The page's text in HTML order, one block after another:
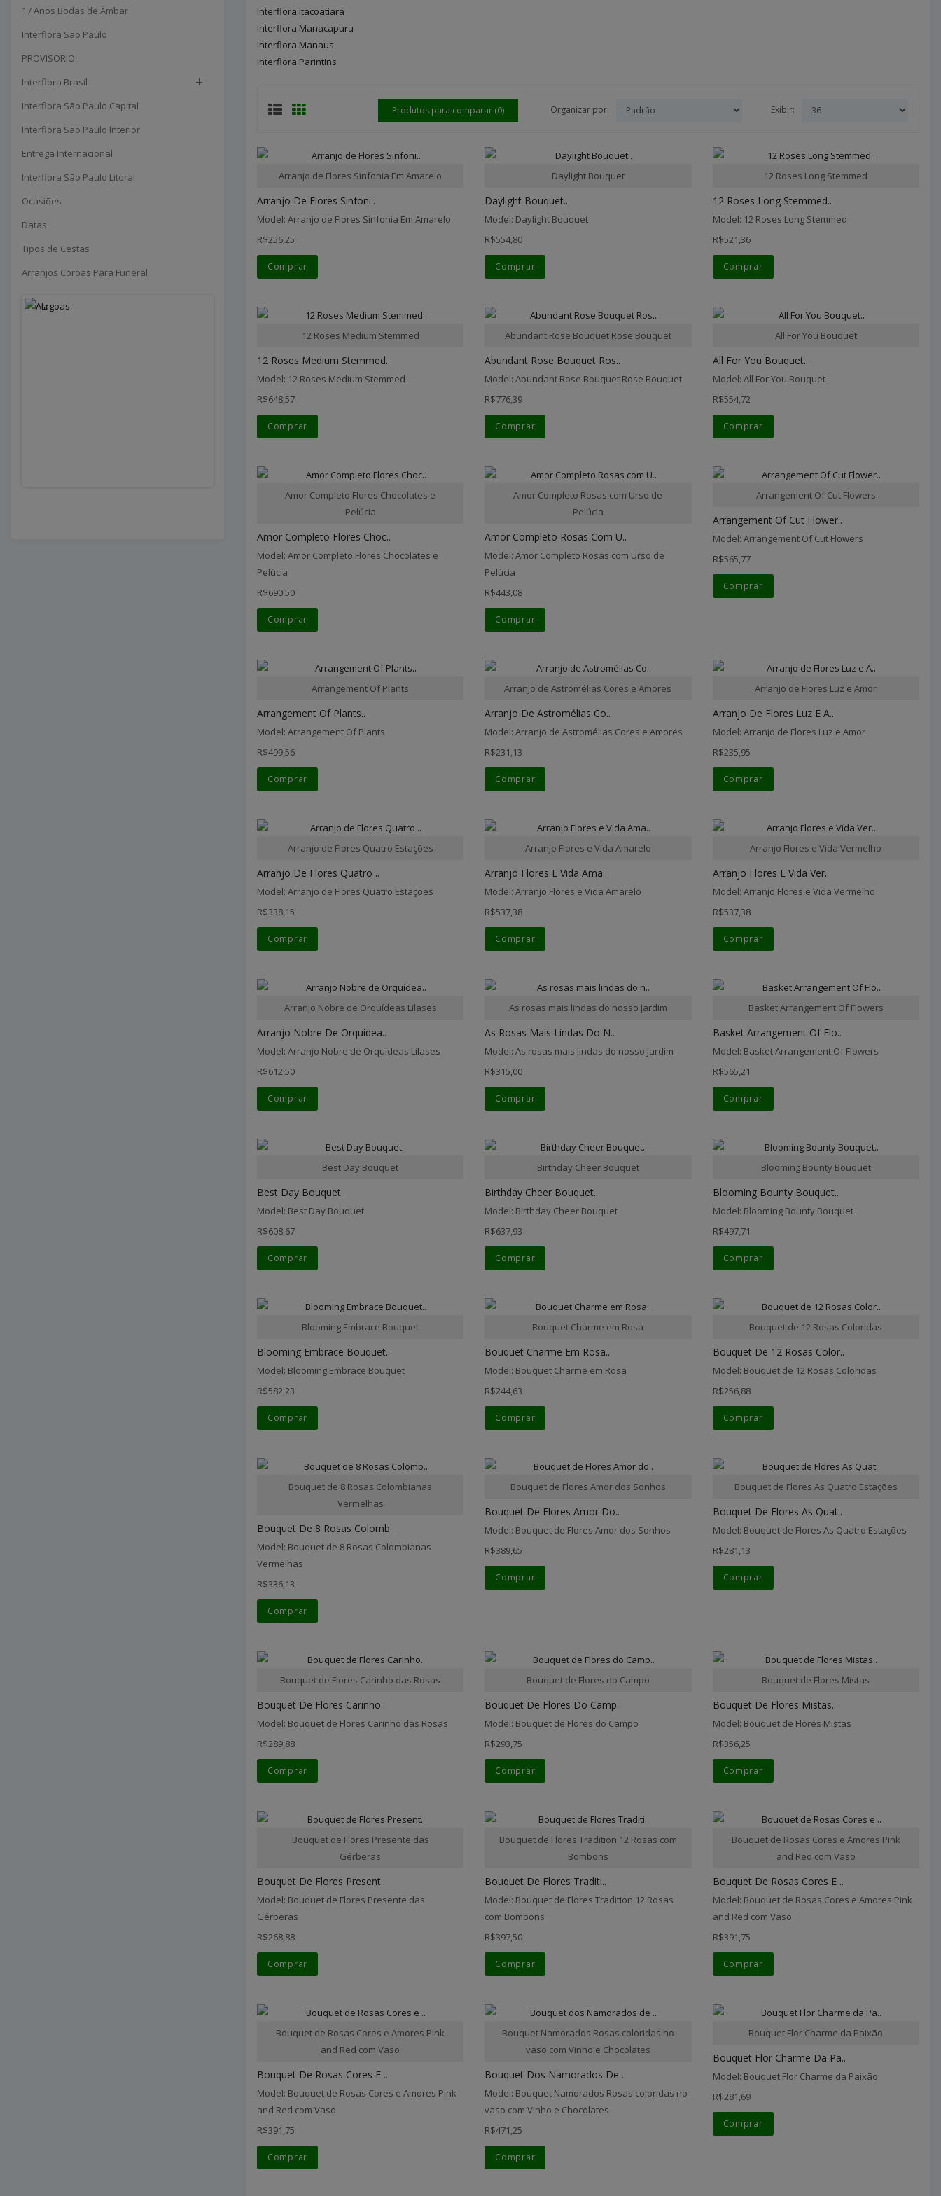
17 Anos Bodas de Âmbar
Interflora São Paulo
PROVISORIO
Interflora Brasil
+
Interflora São Paulo Capital
Interflora São Paulo Interior
Entrega Internacional
Interflora São Paulo Litoral
Ocasiões
Datas
Tipos de Cestas
Arranjos Coroas Para Funeral
Interflora Itacoatiara
Interflora Manacapuru
Interflora Manaus
Interflora Parintins
Produtos para comparar (0) Organizar por: Exibir:
Arranjo de Flores Sinfonia Em Amarelo
Arranjo De Flores Sinfoni..
Model: Arranjo de Flores Sinfonia Em Amarelo
R$256,25
Comprar
Daylight Bouquet
Daylight Bouquet..
Model: Daylight Bouquet
R$554,80
Comprar
12 Roses Long Stemmed
12 Roses Long Stemmed..
Model: 12 Roses Long Stemmed
R$521,36
Comprar
12 Roses Medium Stemmed
12 Roses Medium Stemmed..
Model: 12 Roses Medium Stemmed
R$648,57
Comprar
Abundant Rose Bouquet Rose Bouquet
Abundant Rose Bouquet Ros..
Model: Abundant Rose Bouquet Rose Bouquet
R$776,39
Comprar
All For You Bouquet
All For You Bouquet..
Model: All For You Bouquet
R$554,72
Comprar
Amor Completo Flores Chocolates e
Pelúcia
Amor Completo Flores Choc..
Model: Amor Completo Flores Chocolates e
Pelúcia
R$690,50
Comprar
Amor Completo Rosas com Urso de
Pelúcia
Amor Completo Rosas Com U..
Model: Amor Completo Rosas com Urso de
Pelúcia
R$443,08
Comprar
Arrangement Of Cut Flowers
Arrangement Of Cut Flower..
Model: Arrangement Of Cut Flowers
R$565,77
Comprar
Arrangement Of Plants
Arrangement Of Plants..
Model: Arrangement Of Plants
R$499,56
Comprar
Arranjo de Astromélias Cores e Amores
Arranjo De Astromélias Co..
Model: Arranjo de Astromélias Cores e Amores
R$231,13
Comprar
Arranjo de Flores Luz e Amor
Arranjo De Flores Luz E A..
Model: Arranjo de Flores Luz e Amor
R$235,95
Comprar
Arranjo de Flores Quatro Estações
Arranjo De Flores Quatro ..
Model: Arranjo de Flores Quatro Estações
R$338,15
Comprar
Arranjo Flores e Vida Amarelo
Arranjo Flores E Vida Ama..
Model: Arranjo Flores e Vida Amarelo
R$537,38
Comprar
Arranjo Flores e Vida Vermelho
Arranjo Flores E Vida Ver..
Model: Arranjo Flores e Vida Vermelho
R$537,38
Comprar
Arranjo Nobre de Orquídeas Lilases
Arranjo Nobre De Orquídea..
Model: Arranjo Nobre de Orquídeas Lilases
R$612,50
Comprar
As rosas mais lindas do nosso Jardim
As Rosas Mais Lindas Do N..
Model: As rosas mais lindas do nosso Jardim
R$315,00
Comprar
Basket Arrangement Of Flowers
Basket Arrangement Of Flo..
Model: Basket Arrangement Of Flowers
R$565,21
Comprar
Best Day Bouquet
Best Day Bouquet..
Model: Best Day Bouquet
R$608,67
Comprar
Birthday Cheer Bouquet
Birthday Cheer Bouquet..
Model: Birthday Cheer Bouquet
R$637,93
Comprar
Blooming Bounty Bouquet
Blooming Bounty Bouquet..
Model: Blooming Bounty Bouquet
R$497,71
Comprar
Blooming Embrace Bouquet
Blooming Embrace Bouquet..
Model: Blooming Embrace Bouquet
R$582,23
Comprar
Bouquet Charme em Rosa
Bouquet Charme Em Rosa..
Model: Bouquet Charme em Rosa
R$244,63
Comprar
Bouquet de 12 Rosas Coloridas
Bouquet De 12 Rosas Color..
Model: Bouquet de 12 Rosas Coloridas
R$256,88
Comprar
Bouquet de 8 Rosas Colombianas
Vermelhas
Bouquet De 8 Rosas Colomb..
Model: Bouquet de 8 Rosas Colombianas
Vermelhas
R$336,13
Comprar
Bouquet de Flores Amor dos Sonhos
Bouquet De Flores Amor Do..
Model: Bouquet de Flores Amor dos Sonhos
R$389,65
Comprar
Bouquet de Flores As Quatro Estações
Bouquet De Flores As Quat..
Model: Bouquet de Flores As Quatro Estações
R$281,13
Comprar
Bouquet de Flores Carinho das Rosas
Bouquet De Flores Carinho..
Model: Bouquet de Flores Carinho das Rosas
R$289,88
Comprar
Bouquet de Flores do Campo
Bouquet De Flores Do Camp..
Model: Bouquet de Flores do Campo
R$293,75
Comprar
Bouquet de Flores Mistas
Bouquet De Flores Mistas..
Model: Bouquet de Flores Mistas
R$356,25
Comprar
Bouquet de Flores Presente das
Gérberas
Bouquet De Flores Present..
Model: Bouquet de Flores Presente das
Gérberas
R$268,88
Comprar
Bouquet de Flores Tradition 12 Rosas com
Bombons
Bouquet De Flores Traditi..
Model: Bouquet de Flores Tradition 12 Rosas
com Bombons
R$397,50
Comprar
Bouquet de Rosas Cores e Amores Pink
and Red com Vaso
Bouquet De Rosas Cores E ..
Model: Bouquet de Rosas Cores e Amores Pink
and Red com Vaso
R$391,75
Comprar
Bouquet de Rosas Cores e Amores Pink
and Red com Vaso
Bouquet De Rosas Cores E ..
Model: Bouquet de Rosas Cores e Amores Pink
and Red com Vaso
R$391,75
Comprar
Bouquet Namorados Rosas coloridas no
vaso com Vinho e Chocolates
Bouquet Dos Namorados De ..
Model: Bouquet Namorados Rosas coloridas no
vaso com Vinho e Chocolates
R$471,25
Comprar
Bouquet Flor Charme da Paixão
Bouquet Flor Charme Da Pa..
Model: Bouquet Flor Charme da Paixão
R$281,69
Comprar